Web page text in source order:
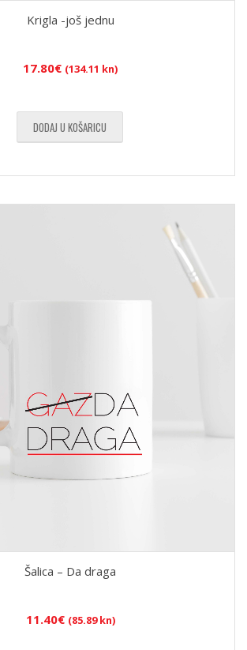
Krigla -još jednu
17.80€ (134.11 kn)
DODAJ U KOŠARICU
Šalica – Da draga
11.40€ (85.89 kn)